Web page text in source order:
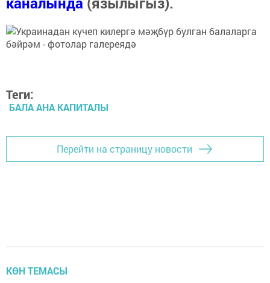
Теги:
БАЛА АНА КАПИТАЛЫ
Перейти на страницу новости
КӨН ТЕМАСЫ